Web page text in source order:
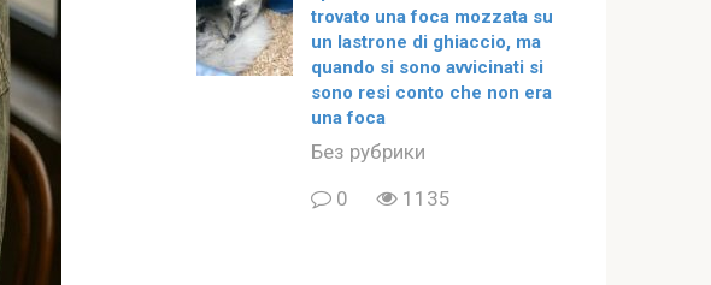
trovato una foca mozzata su
un lastrone di ghiaccio, ma
quando si sono avvicinati si
sono resi conto che non era
una foca
Без рубрики
0
1135